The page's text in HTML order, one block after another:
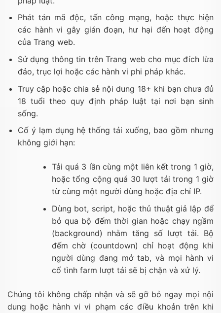
Phát tán mã độc, tấn công mạng, hoặc thực hiện
các hành vi gây gián đoạn, hư hại đến hoạt động
của Trang web.
Sử dụng thông tin trên Trang web cho mục đích lừa
đảo, trục lợi hoặc các hành vi phi pháp khác.
Truy cập hoặc chia sẻ nội dung 18+ khi bạn chưa đủ
18 tuổi theo quy định pháp luật tại nơi bạn sinh
sống.
Cố ý lạm dụng hệ thống tải xuống, bao gồm nhưng
không giới hạn:
Tải quá 3 lần cùng một liên kết trong 1 giờ,
hoặc tổng cộng quá 30 lượt tải trong 1 giờ
từ cùng một người dùng hoặc địa chỉ IP.
Dùng bot, script, hoặc thủ thuật giả lập để
bỏ qua bộ đếm thời gian hoặc chạy ngầm
(background) nhằm tăng số lượt tải. Bộ
đếm chờ (countdown) chỉ hoạt động khi
người dùng đang mở tab, và mọi hành vi
cố tình farm lượt tải sẽ bị chặn và xử lý.
Chúng tôi không chấp nhận và sẽ gỡ bỏ ngay mọi nội
dung hoặc hành vi vi phạm các điều khoản trên khi